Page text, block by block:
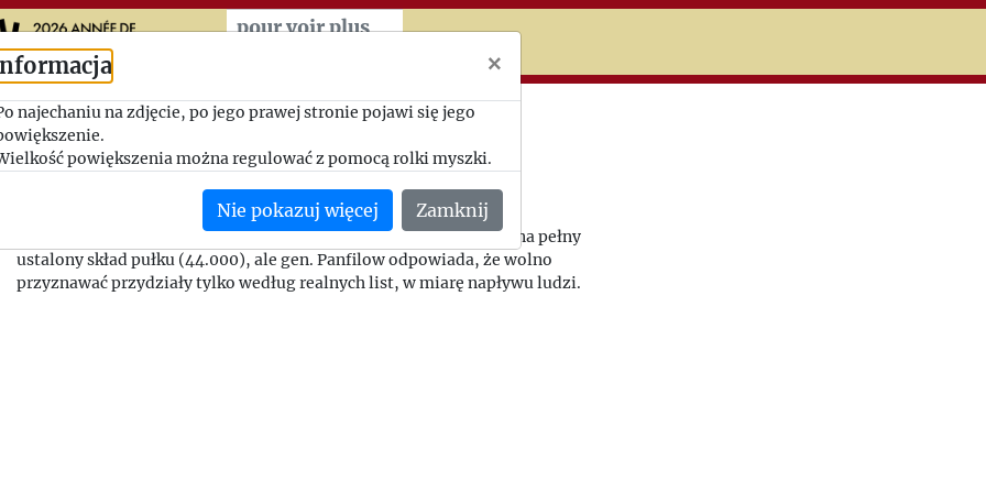
Przeskocz do treści zasadniczej
pour voir plus
Przydział żywności tylko na
imienne listy...
1942-07-18, gen. Panfilow - Władysław Anders
Gen. Anders domagał się w liście z 21 czerwca 1942 r. przydziałów na pełny
ustalony skład pułku (44.000), ale gen. Panfilow odpowiada, że wolno
przyznawać przydziały tylko według realnych list, w miarę napływu ludzi.
×
najechaniu na zdjęcie, po jego prawej stronie pojawi się jego
powiększenia można regulować z pomocą rolki myszki.
Nie pokazuj więcej Zamknij